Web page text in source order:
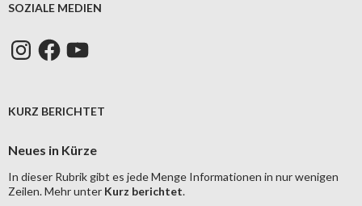
SOZIALE MEDIEN
InstagramFacebookYouTube
KURZ BERICHTET
Neues in Kürze
In dieser Rubrik gibt es jede Menge Informationen in nur wenigen
Zeilen. Mehr unter Kurz berichtet.